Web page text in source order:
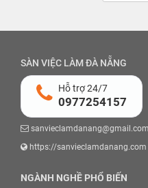
SÀN VIỆC LÀM ĐÀ NẴNG
Hỗ trợ 24/7
0977254157
sanvieclamdanang@gmail.com
https://sanvieclamdanang.com
NGÀNH NGHỀ PHỔ BIẾN